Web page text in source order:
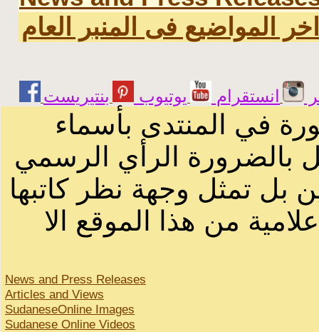
اخر المواضيع فى المنبر العام
انستقرام يوتيوب
في المنتدى بأسماء
بالضرورة الرأي الرسمي
بل تمثل وجهة نظر كاتبها
من هذا الموقع الا
News and Press Releases
Articles and Views
SudaneseOnline Images
Sudanese Online Videos